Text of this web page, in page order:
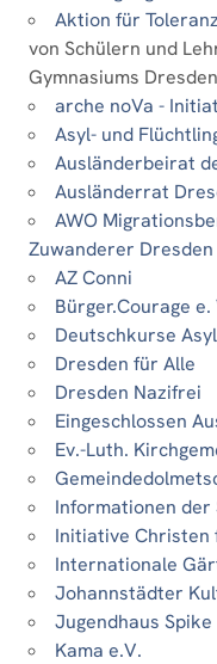
Aktion für
von Schülern und
Gymnasiums Dresden
arche noVa -
Asyl- und
Ausländerbeirat
Ausländerrat
AWO
Zuwanderer Dresden
AZ Conni
Bürger.Courage e.
Deutschkurse
Dresden für Alle
Dresden Nazifrei
Eingeschlossen
Ev.-Luth.
Informationen der
Initiative Christen
Internationale
Johannstädter
Jugendhaus Spike
Kama e.V.